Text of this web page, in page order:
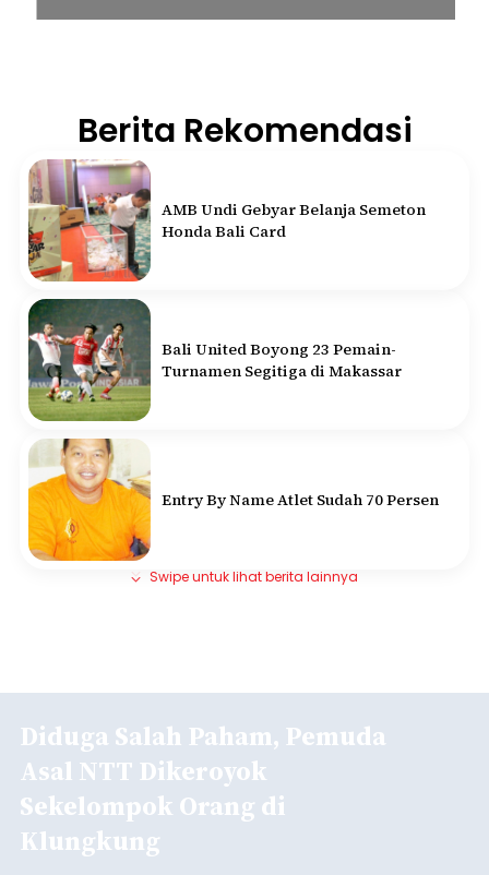
Berita Rekomendasi
AMB Undi Gebyar Belanja Semeton
Honda Bali Card
Bali United Boyong 23 Pemain-
Turnamen Segitiga di Makassar
Entry By Name Atlet Sudah 70 Persen
Swipe untuk lihat berita lainnya
Diduga Salah Paham, Pemuda
Asal NTT Dikeroyok
Sekelompok Orang di
Klungkung